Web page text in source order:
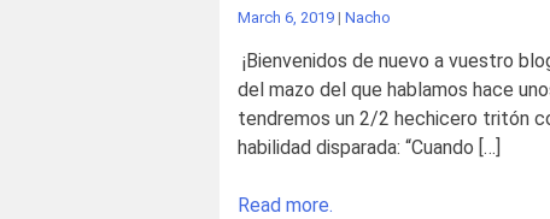
March 6, 2019 | Nacho
¡Bienvenidos de nuevo a vuestro
del mazo del que hablamos hace
tendremos un 2/2 hechicero tritón
habilidad disparada: “Cuando […]
Read more.